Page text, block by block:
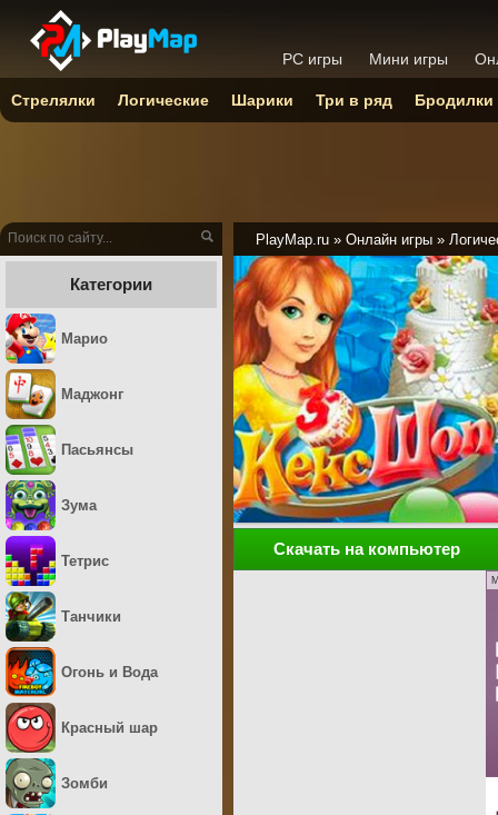
PlayMap.ru » Онлайн игры »
Скачать на компьютер
Категории
Марио
Маджонг
Пасьянсы
Зума
Тетрис
Танчики
Огонь и Вода
Красный шар
Зомби
PC игры Мини игры
Стрелялки Логические Шарики Три в ряд Бродилки